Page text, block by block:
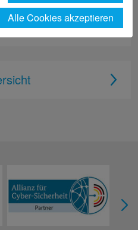
Alle Cookies akzeptieren